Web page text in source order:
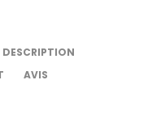
DESCRIPTION
AVIS